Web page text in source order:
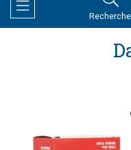
Afficher la navigation
Recherche